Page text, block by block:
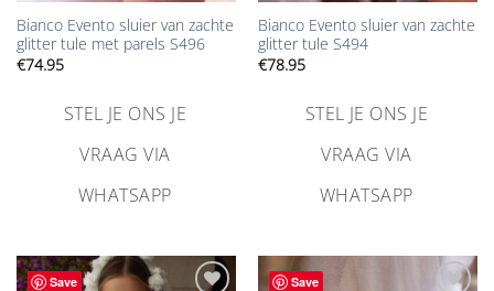
Bianco Evento sluier van zachte
glitter tule met parels S496
€74.95
STEL JE ONS JE
VRAAG VIA
WHATSAPP
Bianco Evento sluier van zachte
glitter tule S494
€78.95
STEL JE ONS JE
VRAAG VIA
WHATSAPP
Save
Save